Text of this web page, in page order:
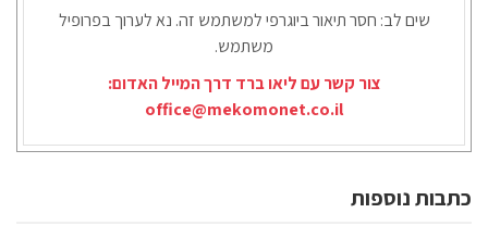
שים לב: חסר תיאור ביוגרפי למשתמש זה. נא לערוך בפרופיל
משתמש.
צור קשר עם ליאו ברד דרך המייל האדום:
office@mekomonet.co.il
כתבות נוספות